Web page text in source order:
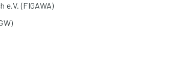
e.V. (FIGAWA)